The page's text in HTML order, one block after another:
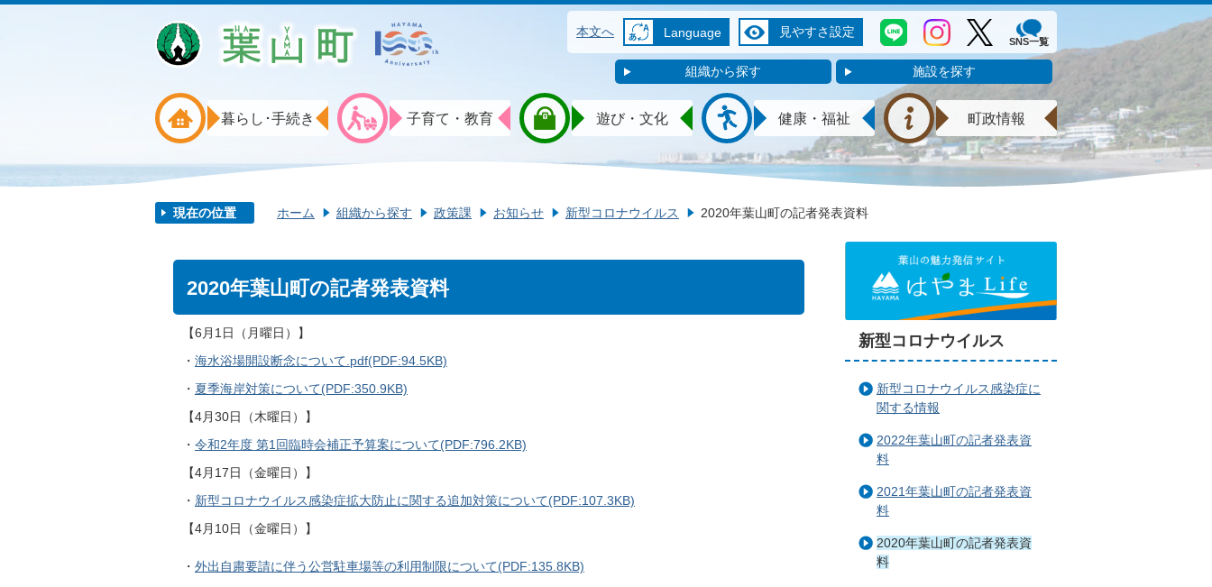
本文へ Language 見やすさ設定
SNS一覧
組織から探す 施設を探す
暮らし･手続き 子育て・教育 遊び・文化 健康・福祉 町政情報
現在の位置 ホーム 組織から探す 政策課 お知らせ 新型コロナウイルス 2020年葉山町の記者発表資料
2020年葉山町の記者発表資料
【6月1日（月曜日）】
・ 海水浴場開設断念について.pdf(PDF:94.5KB)
・ 夏季海岸対策について(PDF:350.9KB)
【4月30日（木曜日）】
・ 令和2年度 第1回臨時会補正予算案について(PDF:796.2KB)
【4月17日（金曜日）】
・ 新型コロナウイルス感染症拡大防止に関する追加対策について(PDF:107.3KB)
【4月10日（金曜日）】
・ 外出自粛要請に伴う公営駐車場等の利用制限について(PDF:135.8KB)
新型コロナウイルス
新型コロナウイルス感染症に
関する情報
2022年葉山町の記者発表資
料
2021年葉山町の記者発表資
料
2020年葉山町の記者発表資
料